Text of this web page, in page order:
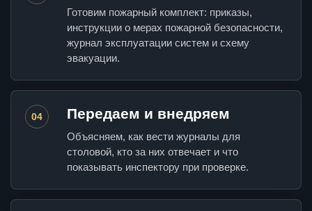
Готовим пожарный комплект: приказы,
инструкции о мерах пожарной безопасности,
журнал эксплуатации систем и схему
эвакуации.
04 Передаем и внедряем
Объясняем, как вести журналы для
столовой, кто за них отвечает и что
показывать инспектору при проверке.